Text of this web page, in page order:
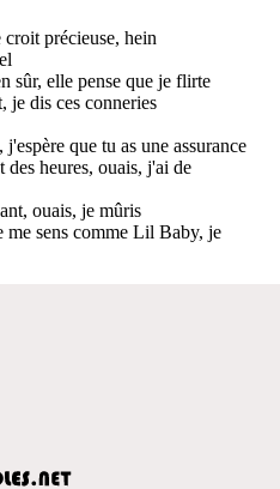
précieuse, hein
sûr, elle pense que je flirte
je dis ces conneries
que tu as une assurance
des heures, ouais, j'ai de
ouais, je mûris
me sens comme Lil Baby, je